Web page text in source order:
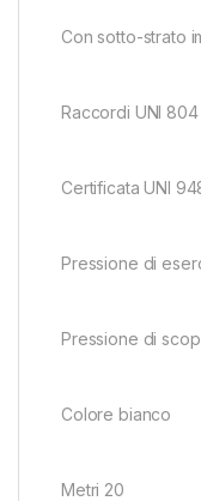
Con sotto-strato
Raccordi UNI
Certificata UNI
Pressione di
Pressione di
Colore bianco
Metri 20